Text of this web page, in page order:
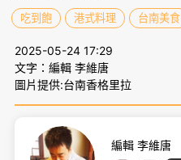
吃到飽 港式料理 台南美食
2025-05-24 17:29
文字：編輯 李維唐
圖片提供:台南香格里拉
編輯 李維唐